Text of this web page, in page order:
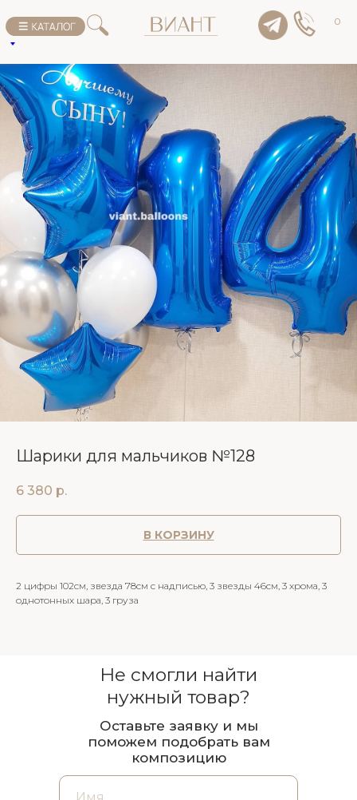
0
Шарики для мальчиков №128
6 380 р.
В КОРЗИНУ
2 цифры 102см, звезда 78см с надписью, 3 звезды 46см, 3 хрома, 3
однотонных шара, 3 груза
Не смогли найти
нужный товар?
Оставьте заявку и мы
поможем подобрать вам
композицию